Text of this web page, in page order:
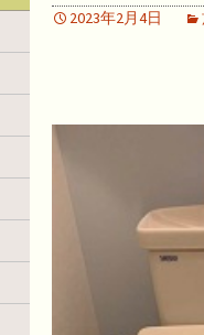
2023年2月4日